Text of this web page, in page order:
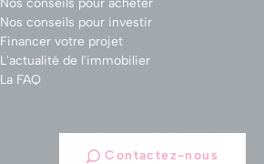
Nos conseils pour acheter
Nos conseils pour investir
Financer votre projet
L'actualité de l'immobilier
La FAQ
Contactez-nous